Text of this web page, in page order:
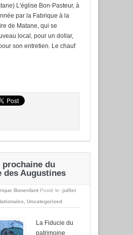
L'église Bon-Pasteur, à
par la Fabrique à la
de Matane, qui se
local, pour un dollar,
son entretien. Le chauf
prochaine du
des Augustines
Bonenfant Posté le: juillet
, Uncategorized
La Fiducie du
patrimoine